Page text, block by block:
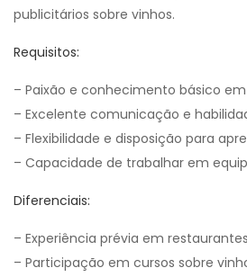
publicitários sobre vinhos.
Requisitos:
– Paixão e conhecimento básico em
– Excelente comunicação e
– Flexibilidade e disposição para
– Capacidade de trabalhar em
Diferenciais:
– Experiência prévia em
– Participação em cursos sobre